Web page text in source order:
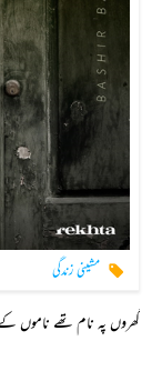
مشینی زندگی
گھروں پہ نام تھے